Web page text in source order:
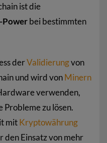
ist die
-Powerbei bestimmten
derValidierungvon
und wird vonMinern
verwenden,
Probleme zu lösen.
mitKryptowährung
den Einsatz von mehr